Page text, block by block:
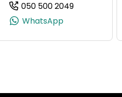
0505010946, +358 50 501
050 500 2049
WhatsApp